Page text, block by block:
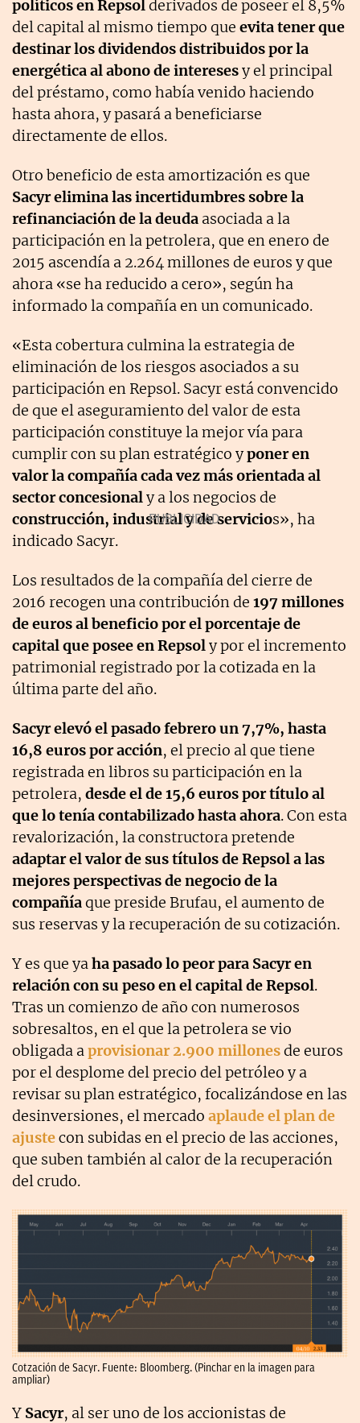
políticos en Repsolderivados de poseer el 8,5%
del capital al mismo tiempo que evita tener que
destinar los dividendos distribuidos por la
energética al abono de interesesy el principal
del préstamo, como había venido haciendo
hasta ahora, y pasará a beneficiarse
directamente de ellos.
Otro beneficio de esta amortización es que
Sacyr elimina las incertidumbres sobre la
refinanciación de la deuda asociada a la
participación en la petrolera, que en enero de
2015 ascendía a 2.264 millones de euros y que
ahora «se ha reducido a cero», según ha
informado la compañía en un comunicado.
«Esta cobertura culmina la estrategia de
eliminación de los riesgos asociados a su
participación en Repsol. Sacyr está convencido
de que el aseguramiento del valor de esta
participación constituye la mejor vía para
cumplir con su plan estratégico yponer en
valor la compañía cada vez más orientada al
sector concesionaly a los negocios de
construcción, industrial y de servicios», ha
indicado Sacyr.
Los resultados de la compañía del cierre de
2016 recogen una contribución de 197 millones
de euros al beneficio por el porcentaje de
capital que posee en Repsoly por el incremento
patrimonial registrado por la cotizada en la
última parte del año.
Sacyr elevó el pasado febrero un 7,7%, hasta
16,8 euros por acción, el precio al que tiene
registrada en libros su participación en la
petrolera, desde el de 15,6 euros por título al
que lo tenía contabilizado hasta ahora. Con esta
revalorización, la constructora pretende
adaptar el valor de sus títulos de Repsol a las
mejores perspectivas de negocio de la
compañíaque preside Brufau, el aumento de
sus reservas y la recuperación de su cotización.
Y es que yaha pasado lo peor para Sacyr en
relación con su peso en el capital de Repsol.
Tras un comienzo de año con numerosos
sobresaltos, en el que la petrolera se vio
obligada aprovisionar 2.900 millonesde euros
por el desplome del precio del petróleo y a
revisar su plan estratégico, focalizándose en las
desinversiones, el mercado aplaude el plan de
ajustecon subidas en el precio de las acciones,
que suben también al calor de la recuperación
del crudo.
Cotzación de Sacyr. Fuente: Bloomberg. (Pinchar en la imagen para
ampliar)
Y Sacyr, al ser uno de los accionistas de